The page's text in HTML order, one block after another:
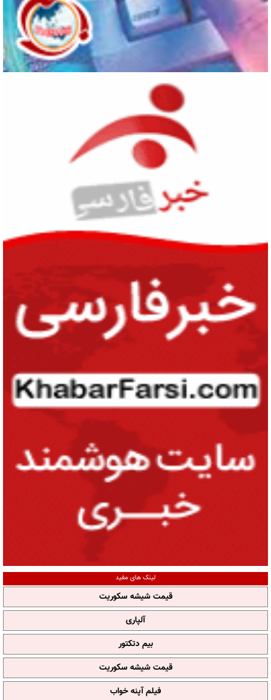
لینک های مفید
قیمت شیشه سکوریت
آلپاری
بیم دتکتور
قیمت شیشه سکوریت
فیلم آپنه خواب